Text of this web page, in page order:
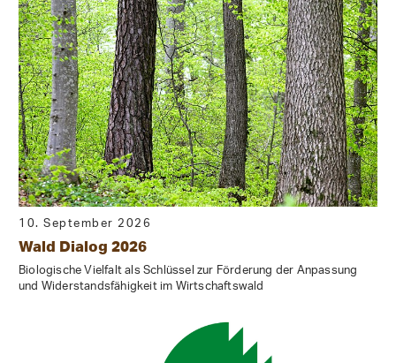
10. September 2026
Wald Dialog 2026
Biologische Vielfalt als Schlüssel zur Förderung der Anpassung
und Widerstandsfähigkeit im Wirtschaftswald